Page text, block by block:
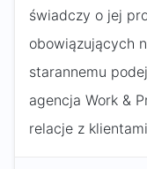
świadczy o jej
obowiązujących
starannemu
agencja Work &
relacje z